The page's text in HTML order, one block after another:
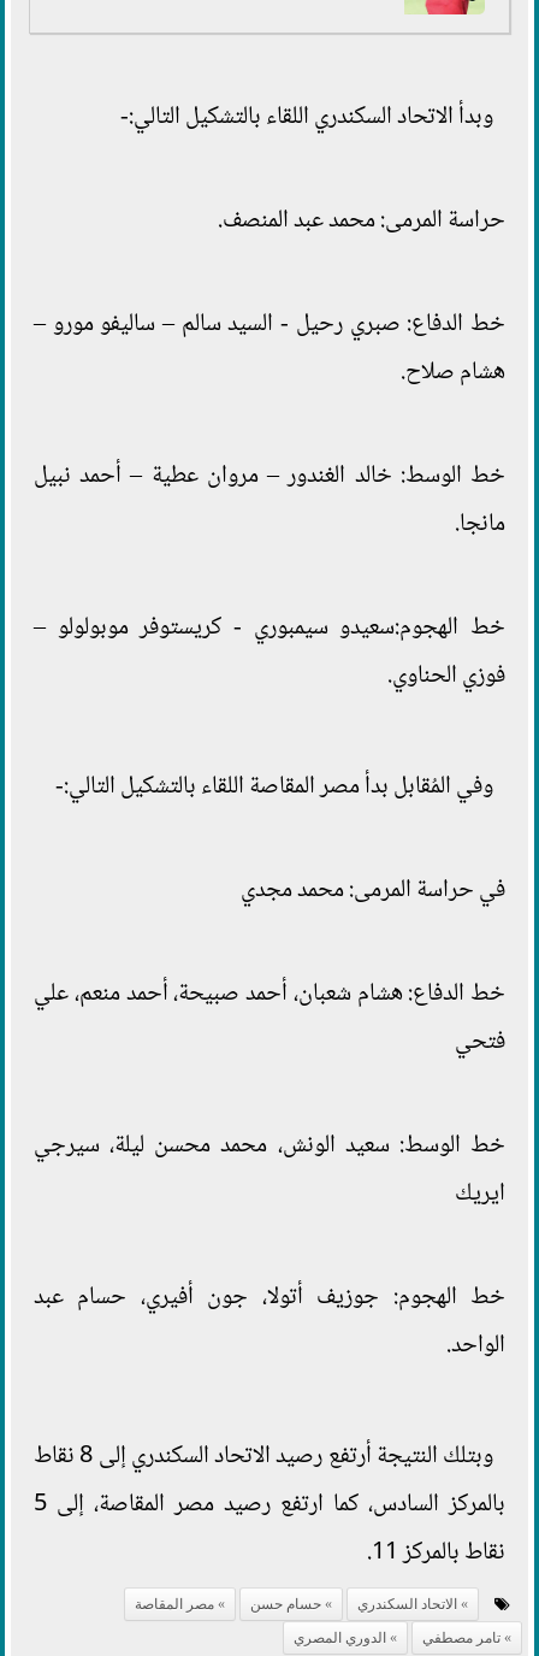
وبدأ الاتحاد السكندري اللقاء بالتشكيل التالي:-
حراسة المرمى: محمد عبد المنصف.
خط الدفاع: صبري رحيل - السيد سالم – ساليفو مورو –
هشام صلاح.
خط الوسط: خالد الغندور – مروان عطية – أحمد نبيل
مانجا.
خط الهجوم:سعيدو سيمبوري - كريستوفر موبولولو –
فوزي الحناوي.
وفي المُقابل بدأ مصر المقاصة اللقاء بالتشكيل التالي:-
في حراسة المرمى: محمد مجدي
خط الدفاع: هشام شعبان، أحمد صبيحة، أحمد منعم، علي
فتحي
خط الوسط: سعيد الونش، محمد محسن ليلة، سيرجي
ايريك
خط الهجوم: جوزيف أتولا، جون أفيري، حسام عبد
الواحد.
وبتلك النتيجة أرتفع رصيد الاتحاد السكندري إلى 8 نقاط
بالمركز السادس، كما ارتفع رصيد مصر المقاصة، إلى 5
نقاط بالمركز 11.
الاتحاد السكندري حسام حسن
مصر المقاصة
تامر مصطفي
الدوري المصري